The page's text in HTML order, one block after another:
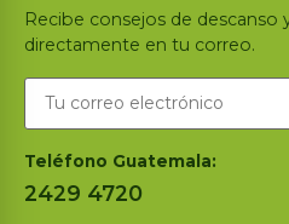
Recibe consejos de descanso
directamente en tu correo.
Teléfono Guatemala:
2429 4720